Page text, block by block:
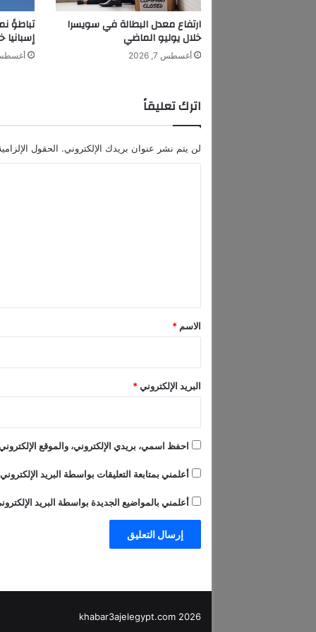
ب
ن
ا
ل
ب
ج
)
ارتفاع معدل البطالة في سويسرا
خلال يوليو الماضي
أغسطس 7, 2026
تباطؤ
إسبانيا
أغسطس 7,
اترك تعليقاً
لن يتم نشر عنوان بريدك الإلكتروني. الحقول
*
الاسم *
البريد الإلكتروني*
احفظ اسمي، بريدي الإلكتروني، والموقع
أعلمني بمتابعة التعليقات بواسطة البريد
أعلمني بالمواضيع الجديدة بواسطة البريد
khabar3ajelegypt.com 2026